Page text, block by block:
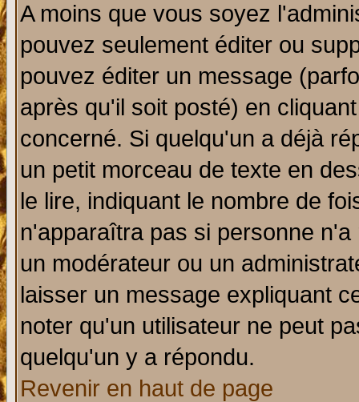
A moins que vous soyez
pouvez seulement éditer ou
pouvez éditer un message
après qu'il soit posté) en
concerné. Si quelqu'un a déjà
un petit morceau de texte en
le lire, indiquant le nombre de
n'apparaîtra pas si personne
un modérateur ou un
laisser un message expliquant
noter qu'un utilisateur ne peut
quelqu'un y a répondu.
Revenir en haut de page